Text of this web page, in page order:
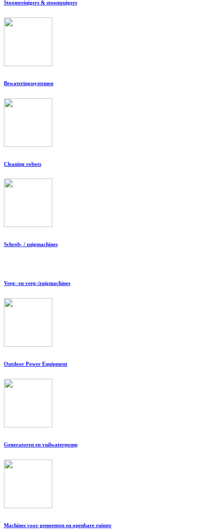
Stoomreinigers & stoomzuigers
Bewateringssystemen
Cleaning robots
Schrob- / zuigmachines
Veeg- en veeg-/zuigmachines
Outdoor Power Equipment
Generatoren en vuilwaterpomp
Machines voor gemeenten en openbare ruimte